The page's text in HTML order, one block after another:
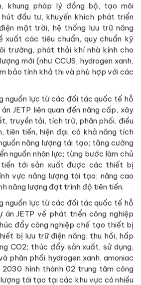
khung pháp lý đồng bộ, tạo môi
đầu tư, khuyến khích phát triển
mặt trời, hệ thống lưu trữ năng
xuất các tiêu chuẩn, quy chuẩn kỹ
trường, phát thải khí nhà kính cho
mới (như CCUS, hydrogen xanh,
bảo tính khả thi và phù hợp với các
nguồn lực từ các đối tác quốc tế hỗ
JETP liên quan đến nâng cấp, xây
truyền tải, tích trữ, phân phối, điều
tiên tiến, hiện đại, có khả năng tích
năng lượng tái tạo; tăng cường
nguồn nhân lực; từng bước làm chủ
tiến tới sản xuất được các thiết bị
vực năng lượng tái tạo; nâng cao
năng lượng đạt trình độ tiên tiến.
nguồn lực từ các đối tác quốc tế hỗ
JETP về phát triển công nghiệp
đẩy công nghiệp chế tạo thiết bị
bị lưu trữ điện năng, thu hồi, hấp
CO2; thúc đẩy sản xuất, sử dụng,
phân phối hydrogen xanh, amoniac
2030 hình thành 02 trung tâm công
tái tạo tại các khu vực có nhiều